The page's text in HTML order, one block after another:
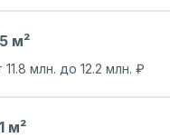
м²
млн. до 12.2 млн. ₽
м²